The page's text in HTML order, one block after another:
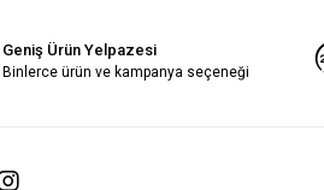
Geniş Ürün Yelpazesi
Binlerce ürün ve kampanya seçeneği